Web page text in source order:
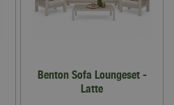
Benton Sofa Loungeset -
Latte